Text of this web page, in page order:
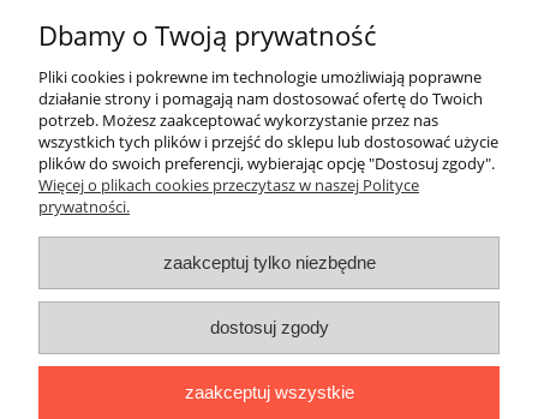
Informacje
Płatności i dostawa
Nasza firma
MM ECO-SOLUTIONSul. Grabowa 9/U270-761 Szczecin
Tel.Tel.
Dbamy o Twoją prywatność
Pliki cookies i pokrewne im technologie umożliwiają poprawne
działanie strony i pomagają nam dostosować ofertę do Twoich
potrzeb. Możesz zaakceptować wykorzystanie przez nas
wszystkich tych plików i przejść do sklepu lub dostosować użycie
plików do swoich preferencji, wybierając opcję "Dostosuj zgody".
Więcej o plikach cookies przeczytasz w naszej Polityce
prywatności.
zaakceptuj tylko niezbędne
dostosuj zgody
zaakceptuj wszystkie